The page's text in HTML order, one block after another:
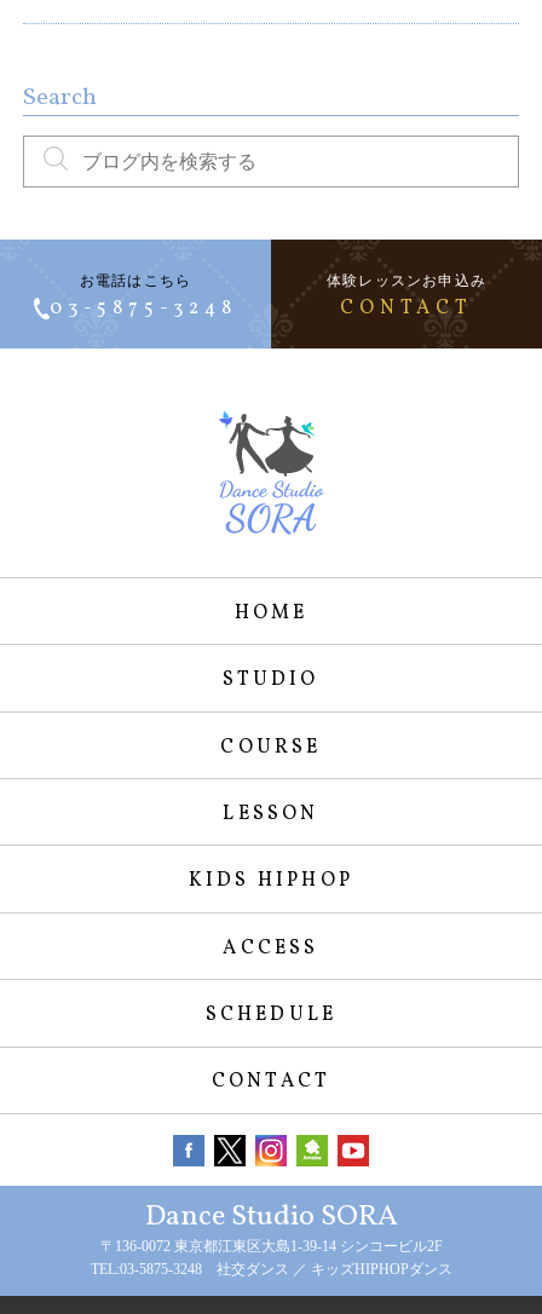
Search
お電話はこちら
03-5875-3248
体験レッスンお申込み
CONTACT
HOME
STUDIO
COURSE
LESSON
KIDS HIPHOP
ACCESS
SCHEDULE
CONTACT
Dance Studio SORA
〒136-0072 東京都江東区大島1-39-14 シンコービル2F
TEL:03-5875-3248 社交ダンス ／ キッズHIPHOPダンス